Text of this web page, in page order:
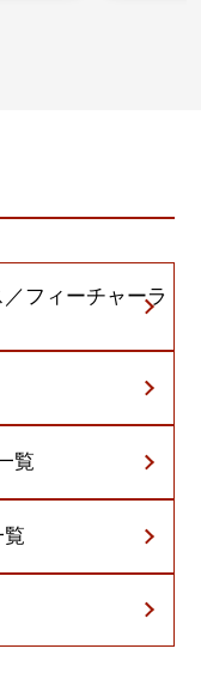
フィーチャーラ
覧